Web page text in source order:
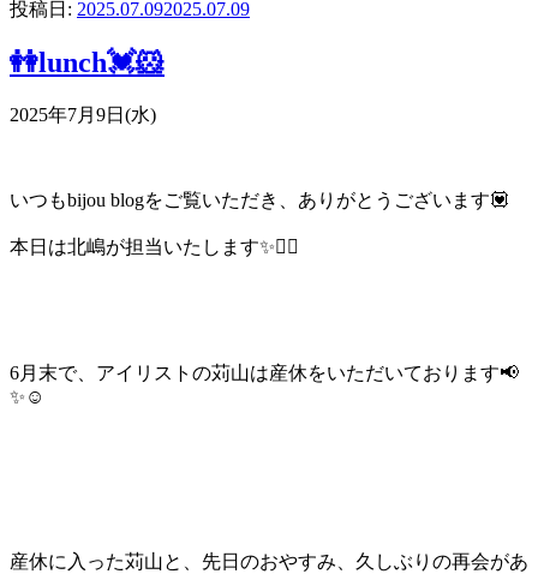
投稿日: 2025.07.092025.07.09
👭lunch💓🐹
2025年7月9日(水)
いつもbijou blogをご覧いただき、ありがとうございます💟
本日は北嶋が担当いたします✨💇‍♀️
6月末で、アイリストの苅山は産休をいただいております📢
✨☺️
産休に入った苅山と、先日のおやすみ、久しぶりの再会があ